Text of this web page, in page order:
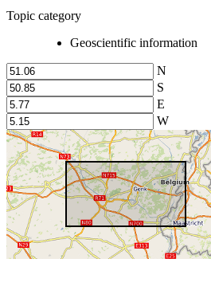
Topic category
Geoscientific information
N
S
E
W